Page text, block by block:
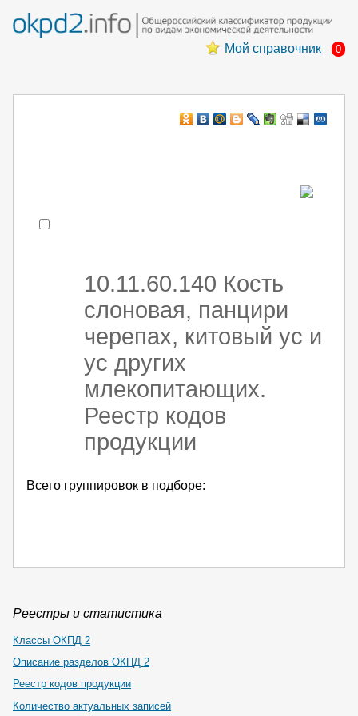
Мой справочник 0
10.11.60.140 Кость
слоновая, панцири
черепах, китовый ус и
ус других
млекопитающих.
Реестр кодов
продукции
Всего группировок в подборе:
Реестры и статистика
Классы ОКПД 2
Описание разделов ОКПД 2
Реестр кодов продукции
Количество актуальных записей